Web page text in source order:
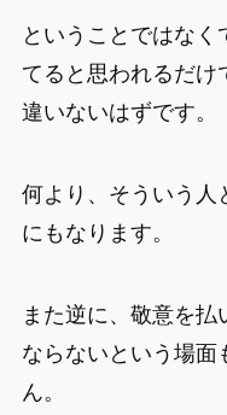
ということではなく
てると思われるだけ
違いないはずです。
何より、そういう人
にもなります。
また逆に、敬意を
ならないという場面
ん。